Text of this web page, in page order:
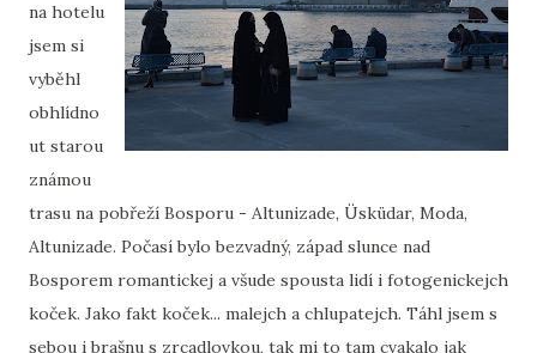
na hotelu
jsem si
vyběhl
obhlídno
ut starou
známou
trasu na pobřeží Bosporu - Altunizade, Üsküdar, Moda,
Altunizade. Počasí bylo bezvadný, západ slunce nad
Bosporem romantickej a všude spousta lidí i fotogenickejch
koček. Jako fakt koček... malejch a chlupatejch. Táhl jsem s
sebou i brašnu s zrcadlovkou, tak mi to tam cvakalo jak